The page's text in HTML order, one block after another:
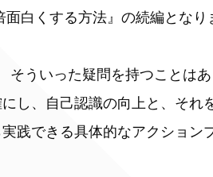
白くする方法』の続編となり
そういった疑問を持つことはあ
し、自己認識の向上と、それ
践できる具体的なアクション